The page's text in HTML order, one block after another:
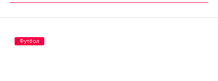
Футбол